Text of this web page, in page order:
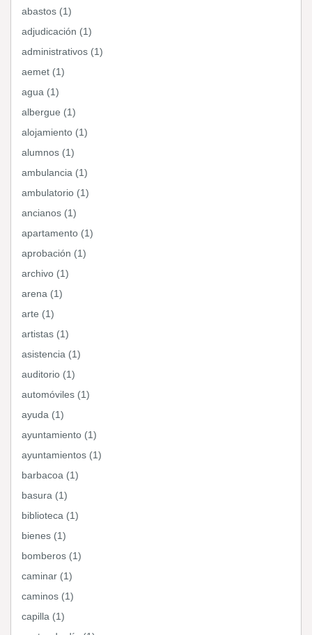
abastos (1)
adjudicación (1)
administrativos (1)
aemet (1)
agua (1)
albergue (1)
alojamiento (1)
alumnos (1)
ambulancia (1)
ambulatorio (1)
ancianos (1)
apartamento (1)
aprobación (1)
archivo (1)
arena (1)
arte (1)
artistas (1)
asistencia (1)
auditorio (1)
automóviles (1)
ayuda (1)
ayuntamiento (1)
ayuntamientos (1)
barbacoa (1)
basura (1)
biblioteca (1)
bienes (1)
bomberos (1)
caminar (1)
caminos (1)
capilla (1)